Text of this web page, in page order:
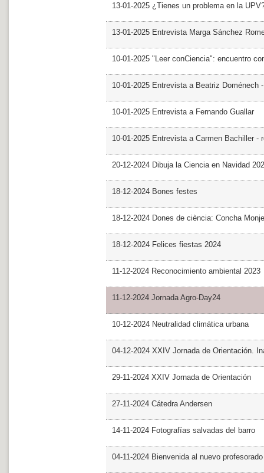
13-01-2025 ¿Tienes un problema en la
13-01-2025 Entrevista Marga Sánchez
10-01-2025 "Leer conCiencia": encuentro
10-01-2025 Entrevista a Beatriz Doménech
10-01-2025 Entrevista a Fernando Guallar
10-01-2025 Entrevista a Carmen Bachiller -
20-12-2024 Dibuja la Ciencia en Navidad
18-12-2024 Bones festes
18-12-2024 Dones de ciència: Concha Monje
18-12-2024 Felices fiestas 2024
11-12-2024 Reconocimiento ambiental 2023
11-12-2024 Jornada Agro-Day24
10-12-2024 Neutralidad climática urbana
04-12-2024 XXIV Jornada de Orientación.
29-11-2024 XXIV Jornada de Orientación
27-11-2024 Cátedra Andersen
14-11-2024 Fotografías salvadas del barro
04-11-2024 Bienvenida al nuevo profesorado